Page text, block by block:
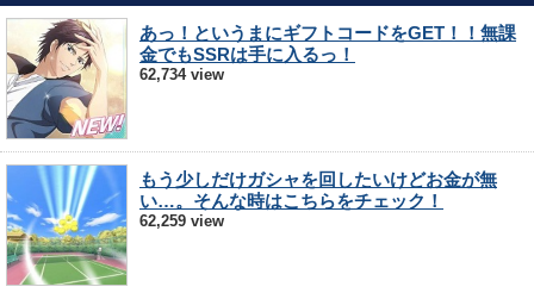
あっ！というまにギフトコードをGET！！無課
金でもSSRは手に入るっ！
62,734 view
もう少しだけガシャを回したいけどお金が無
い…。そんな時はこちらをチェック！
62,259 view